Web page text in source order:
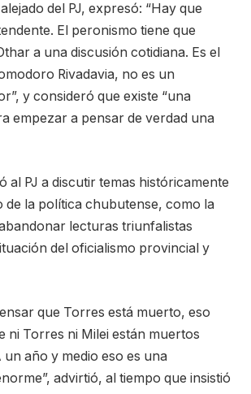
del PJ, expresó: “Hay que
El peronismo tiene que
a una discusión cotidiana. Es el
Rivadavia, no es un
y consideró que existe “una
empezar a pensar de verdad una
al PJ a discutir temas históricamente
de la política chubutense, como la
lecturas triunfalistas
del oficialismo provincial y
que Torres está muerto, eso
ni Torres ni Milei están muertos
año y medio eso es una
advirtió, al tiempo que insistió